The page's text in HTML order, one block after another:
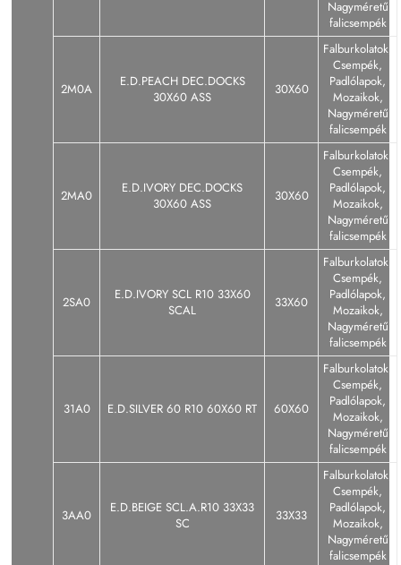
Nagyméretű
falicsempék
2M0A
E.D.PEACH DEC.DOCKS
30X60 ASS
30X60
Falburkolatok,
Csempék,
Padlólapok,
Mozaikok,
Nagyméretű
falicsempék
2MA0
E.D.IVORY DEC.DOCKS
30X60 ASS
30X60
Falburkolatok,
Csempék,
Padlólapok,
Mozaikok,
Nagyméretű
falicsempék
2SA0
E.D.IVORY SCL R10 33X60
SCAL
33X60
Falburkolatok,
Csempék,
Padlólapok,
Mozaikok,
Nagyméretű
falicsempék
31A0 E.D.SILVER 60 R10 60X60 RT 60X60
Falburkolatok,
Csempék,
Padlólapok,
Mozaikok,
Nagyméretű
falicsempék
3AA0
E.D.BEIGE SCL.A.R10 33X33
SC
33X33
Falburkolatok,
Csempék,
Padlólapok,
Mozaikok,
Nagyméretű
falicsempék